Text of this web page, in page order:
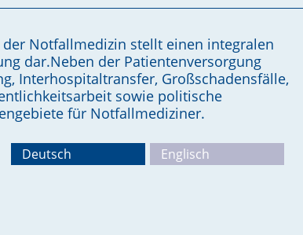
Notfallmedizin stellt einen integralen
dar.Neben der Patientenversorgung
Interhospitaltransfer, Großschadensfälle,
sowie politische
für Notfallmediziner.
Deutsch Englisch